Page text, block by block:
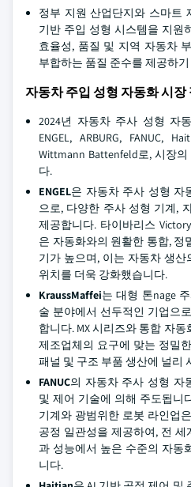
정부 지원 산업단지와 스마트
기반 주입 성형 시스템을 지원
효율성, 품질 및 지역 자동차
부합하는 품질 준수를 제공하
자동차 주입 성형 자동화 시장
2024년 자동차 주사 성형 자
ENGEL, ARBURG, FANUC,
Wittmann Battenfeld로, 시장
다.
ENGEL은 자동차 주사 성형 자
으로, 다양한 주사 성형 기계,
제공합니다. 타이바리스
은 자동화와의 원활한 통합, 정
기가 높으며, 이는 자동차 생
위치를 더욱 강화했습니다.
KraussMaffei는 대형 톤nage
술 분야에서 선두적인 기업으
합니다. MX 시리즈와 통합 자
제조업체의 요구에 맞는 정밀
패널 및 구조 부품 생산에 널리
FANUC의 자동차 주사 성형 자
및 제어 기술에 의해 주도됩니
기계와 광범위한 로봇 라인업
공정 일관성을 제공하여, 전
과 성능에서 높은 수준의 자동
니다.